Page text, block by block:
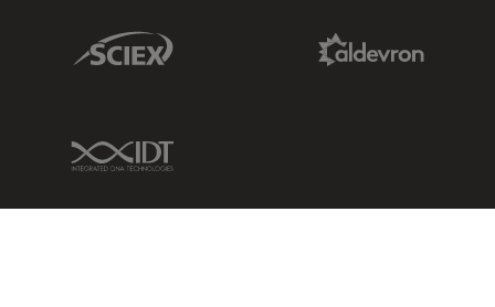
Sciex Link
IDT Link